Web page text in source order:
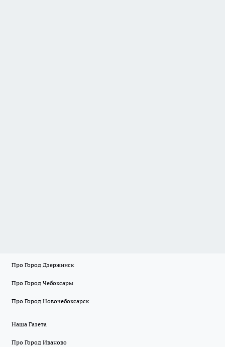
Про Город Дзержинск
Про Город Чебоксары
Про Город Новочебоксарск
Наша Газета
Про Город Иваново